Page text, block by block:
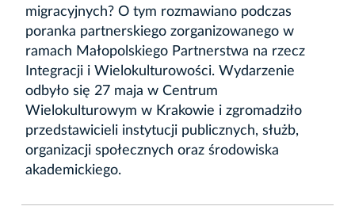
migracyjnych? O tym rozmawiano podczas
poranka partnerskiego zorganizowanego w
ramach Małopolskiego Partnerstwa na rzecz
Integracji i Wielokulturowości. Wydarzenie
odbyło się 27 maja w Centrum
Wielokulturowym w Krakowie i zgromadziło
przedstawicieli instytucji publicznych, służb,
organizacji społecznych oraz środowiska
akademickiego.